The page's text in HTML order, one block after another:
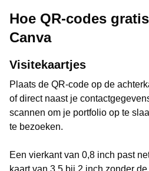
Hoe QR-codes
Canva
Visitekaartjes
Plaats de QR-code op de
of direct naast je
scannen om je portfolio op te
te bezoeken.
Een vierkant van 0,8 inch past
kaart van 3,5 bij 2 inch zonder de